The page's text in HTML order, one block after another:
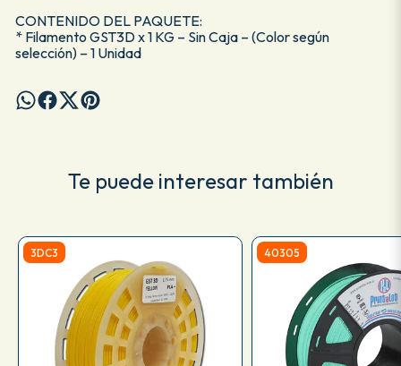
CONTENIDO DEL PAQUETE:
* Filamento GST3D x 1 KG – Sin Caja – (Color según
selección) – 1 Unidad
Te puede interesar también
3DC3 40305